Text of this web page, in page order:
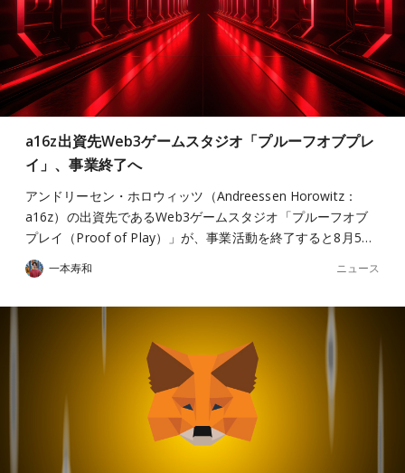
a16z出資先Web3ゲームスタジオ「プルーフオブプレ
イ」、事業終了へ
アンドリーセン・ホロウィッツ（Andreessen Horowitz：
a16z）の出資先であるWeb3ゲームスタジオ「プルーフオブ
プレイ（Proof of Play）」が、事業活動を終了すると8月5…
一本寿和 ニュース